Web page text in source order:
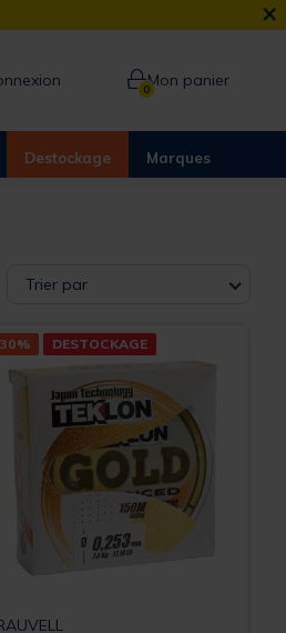
×
0Mon panier
Destockage Marques
Trier par
DESTOCKAGE